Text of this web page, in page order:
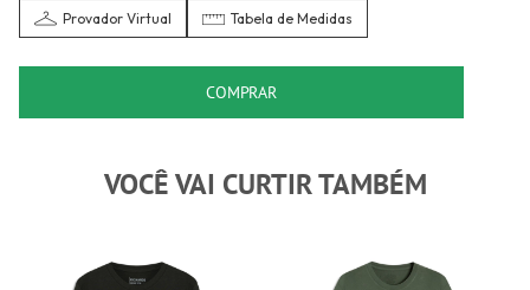
Provador Virtual Tabela de Medidas
COMPRAR
VOCÊ VAI CURTIR TAMBÉM